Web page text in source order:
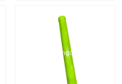
معلومات عنا
جولة في المعمل